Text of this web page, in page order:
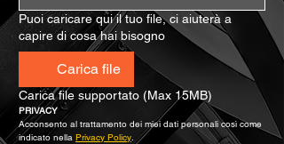
Puoi caricare qui il tuo file, ci aiuterà a
capire di cosa hai bisogno
Carica file
Carica file supportato (Max 15MB)
PRIVACY
Acconsento al trattamento dei miei dati personali così come
indicato nella Privacy Policy.